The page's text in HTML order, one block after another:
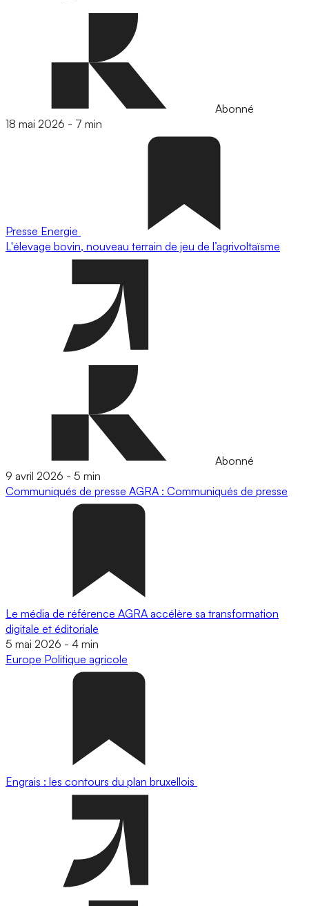
Abonné
18 mai 2026 - 7 min
Presse Energie
L'élevage bovin, nouveau terrain de jeu de l’agrivoltaïsme
Abonné
9 avril 2026 - 5 min
Communiqués de presse AGRA : Communiqués de presse
Le média de référence AGRA accélère sa transformation
digitale et éditoriale
5 mai 2026 - 4 min
Europe Politique agricole
Engrais : les contours du plan bruxellois